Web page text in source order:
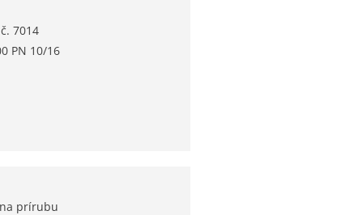
7014
PN 10/16
prírubu